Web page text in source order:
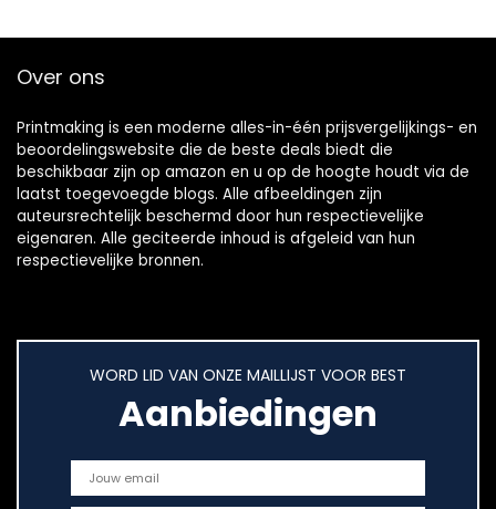
Over ons
Printmaking is een moderne alles-in-één prijsvergelijkings- en
beoordelingswebsite die de beste deals biedt die
beschikbaar zijn op amazon en u op de hoogte houdt via de
laatst toegevoegde blogs. Alle afbeeldingen zijn
auteursrechtelijk beschermd door hun respectievelijke
eigenaren. Alle geciteerde inhoud is afgeleid van hun
respectievelijke bronnen.
WORD LID VAN ONZE MAILLIJST VOOR BEST
Aanbiedingen